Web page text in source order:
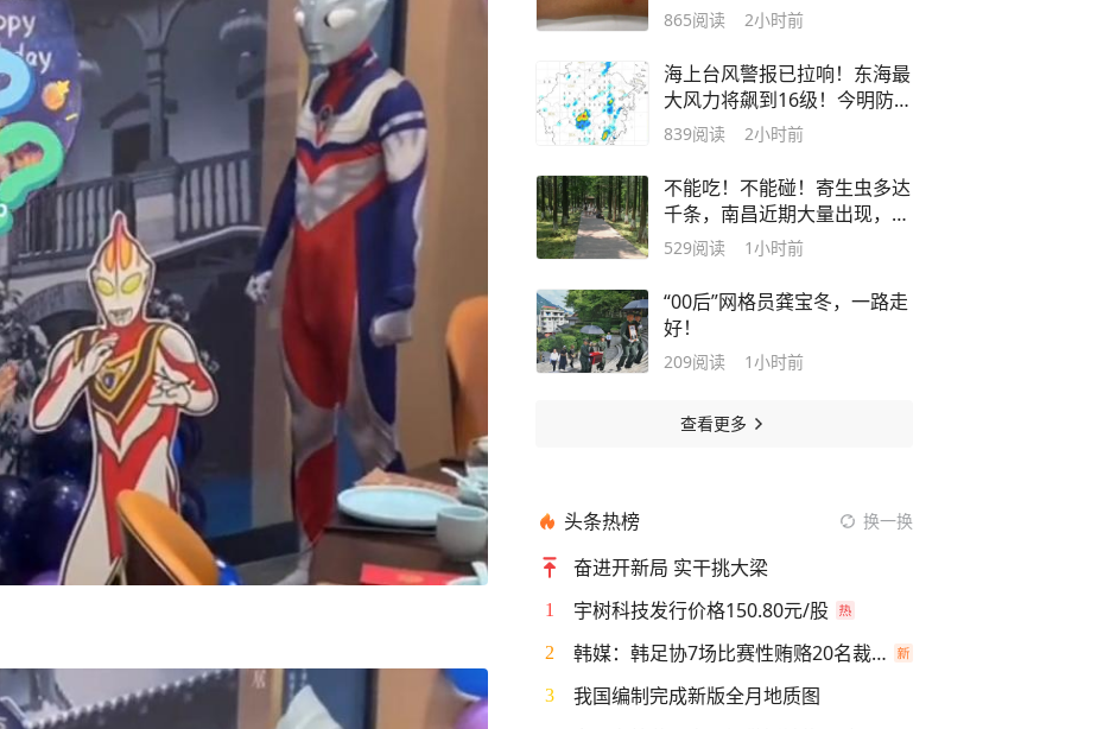
865阅读 2小时前
海上台风警报已拉响！东海最
大风力将飙到16级！今明防暑
防雷，后天起防台风
839阅读 2小时前
不能吃！不能碰！寄生虫多达
千条，南昌近期大量出现，发
现立即上报
529阅读 1小时前
“00后”网格员龚宝冬，一路走
好！
209阅读 1小时前
查看更多
头条热榜 换一换
奋进开新局 实干挑大梁
1 宇树科技发行价格150.80元/股
2 韩媒：韩足协7场比赛性贿赂20名裁判
3 我国编制完成新版全月地质图